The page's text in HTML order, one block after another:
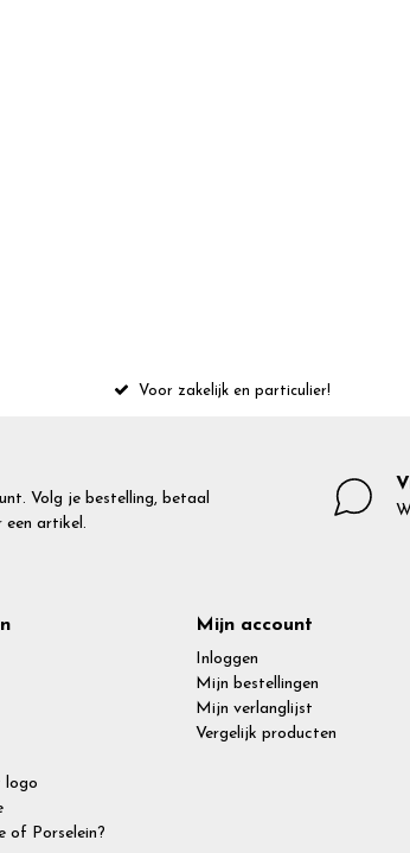
Voor zakelijk en particulier!
Volg je bestelling, betaal
artikel.
logo
of Porselein?
Mijn account
Inloggen
Mijn bestellingen
Mijn verlanglijst
Vergelijk producten